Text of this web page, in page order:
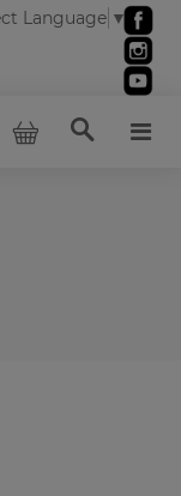
Language ▼